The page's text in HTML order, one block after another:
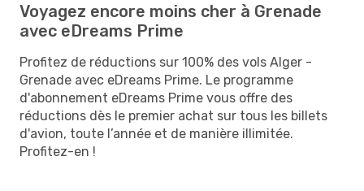
Voyagez encore moins cher à Grenade
avec eDreams Prime
Profitez de réductions sur 100% des vols Alger -
Grenade avec eDreams Prime. Le programme
d'abonnement eDreams Prime vous offre des
réductions dès le premier achat sur tous les billets
d'avion, toute l’année et de manière illimitée.
Profitez-en !